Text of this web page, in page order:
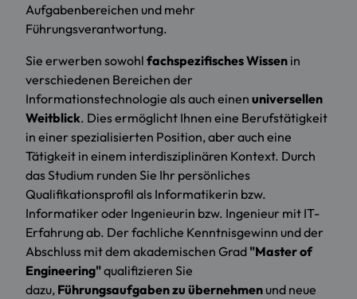
Aufgabenbereichen und mehr
Führungsverantwortung.
Sie erwerben sowohl fachspezifisches Wissen in
verschiedenen Bereichen der
Informationstechnologie als auch einen universellen
Weitblick. Dies ermöglicht Ihnen eine Berufstätigkeit
in einer spezialisierten Position, aber auch eine
Tätigkeit in einem interdisziplinären Kontext. Durch
das Studium runden Sie Ihr persönliches
Qualifikationsprofil als Informatikerin bzw.
Informatiker oder Ingenieurin bzw. Ingenieur mit IT-
Erfahrung ab. Der fachliche Kenntnisgewinn und der
Abschluss mit dem akademischen Grad "Master of
Engineering"qualifizieren Sie
dazu, Führungsaufgaben zu übernehmen und neue